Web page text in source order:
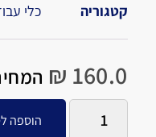
קטגוריה
כלי
₪ 160.0
הוספה